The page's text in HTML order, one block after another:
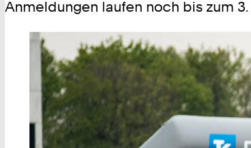
Anmeldungen laufen noch bis zum 3.